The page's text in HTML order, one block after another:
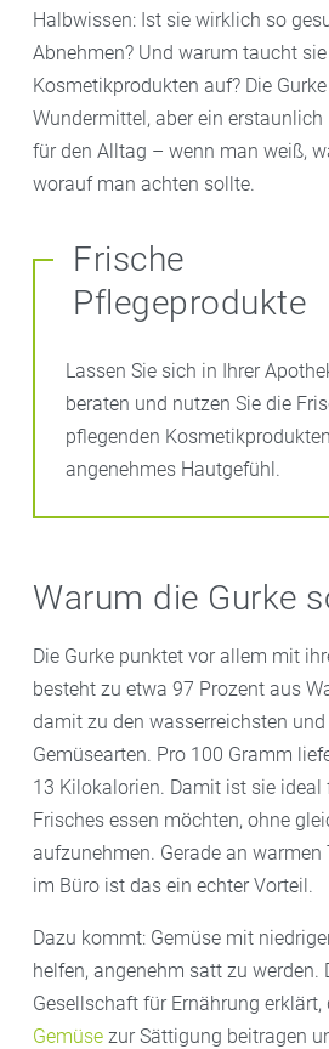
Halbwissen: Ist sie wirklich so
Abnehmen? Und warum taucht
Kosmetikprodukten auf? Die
Wundermittel, aber ein
für den Alltag – wenn man weiß,
worauf man achten sollte.
Frische
Pflegeprodukte
Lassen Sie sich in Ihrer
beraten und nutzen Sie die
pflegenden
angenehmes Hautgefühl.
Warum die Gurke
Die Gurke punktet vor allem mit
besteht zu etwa 97 Prozent aus
damit zu den wasserreichsten
Gemüsearten. Pro 100 Gramm
13 Kilokalorien. Damit ist sie ideal
Frisches essen möchten, ohne
aufzunehmen. Gerade an warmen
im Büro ist das ein echter Vorteil.
Dazu kommt: Gemüse mit
helfen, angenehm satt zu werden.
Gesellschaft für Ernährung erklärt,
Gemüse zur Sättigung beitragen